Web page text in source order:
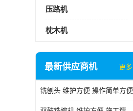
压路机
枕木机
最新供应商机 更多
铣刨头 维护方便 操作简单方便